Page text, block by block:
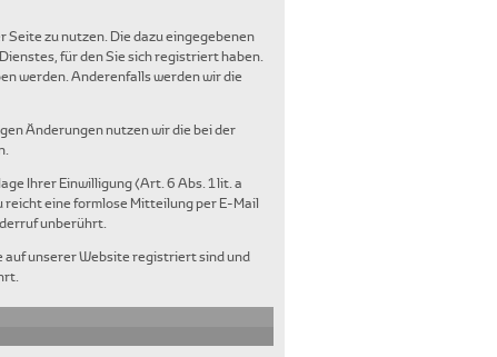
zu nutzen. Die dazu eingegebenen
für den Sie sich registriert haben.
werden. Anderenfalls werden wir die
Änderungen nutzen wir die bei der
Ihrer Einwilligung (Art. 6 Abs. 1 lit. a
reicht eine formlose Mitteilung per E-Mail
unberührt.
auf unserer Website registriert sind und